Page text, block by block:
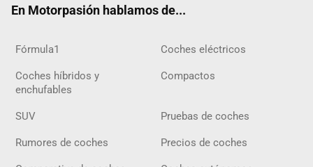
En Motorpasión hablamos de...
Fórmula1 Coches eléctricos
Coches híbridos y
enchufables
Compactos
SUV Pruebas de coches
Rumores de coches Precios de coches